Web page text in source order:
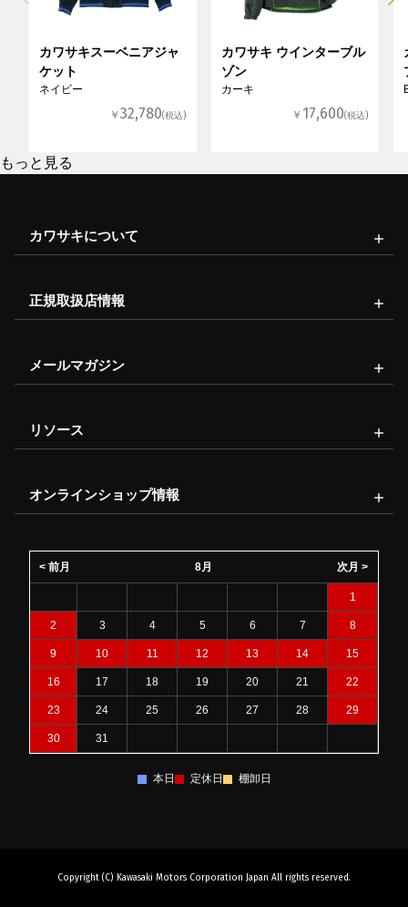
カワサキスーベニアジャ
ケット
ネイビー
￥32,780(税込)
カワサキ ウインターブル
ゾン
カーキ
￥ 17,600(税込)
もっと見る
カワサキについて
正規取扱店情報
メールマガジン
リソース
オンラインショップ情報
8月
< 前月 次月 >
1
2 3 4 5 6 7 8
9 10 11 12 13 14 15
16 17 18 19 20 21 22
23 24 25 26 27 28 29
30 31
本日 定休日 棚卸日
Copyright (C) Kawasaki Motors Corporation Japan All rights reserved.